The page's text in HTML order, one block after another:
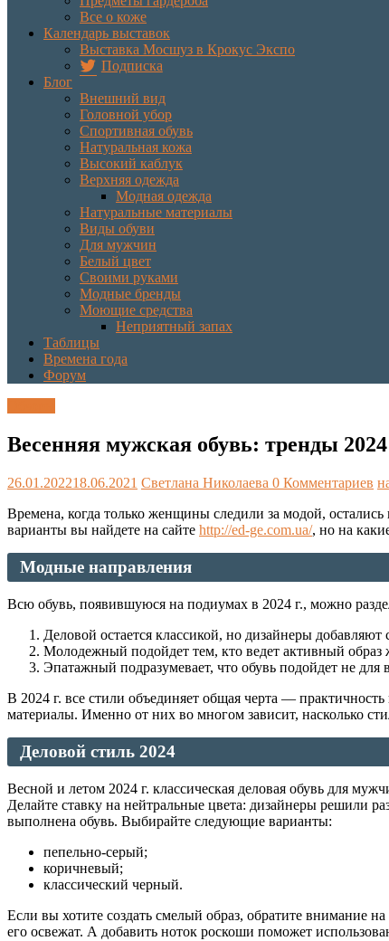
Все о коже
Календарь выставок
Выставка Мосшуз в Крокус Экспо
Подписка
Блог
Внешний вид
Головной убор
Спортивная обувь
Натуральная кожа
Высокий каблук
Верхняя одежда
Модная одежда
Натуральные материалы
Виды обуви
Для мужчин
Белый цвет
Своими руками
Модные бренды
Моющие средства
Неприятный запах
Таблицы
Времена года
Форум
Весенняя мужская обувь: тренды 2024
26.01.202218.06.2021 Светлана Николаева 0 Комментариев
Времена, когда только женщины следили за модой,
варианты вы найдете на сайте http://ed-ge.com.ua/, но на
Модные направления
Всю обувь, появившуюся на подиумах в 2024 г., можно
Деловой остается классикой, но дизайнеры
Молодежный подойдет тем, кто ведет активный
Эпатажный подразумевает, что обувь подойдет не
В 2024 г. все стили объединяет общая черта —
материалы. Именно от них во многом зависит, насколько
Деловой стиль 2024
Весной и летом 2024 г. классическая деловая обувь для
Делайте ставку на нейтральные цвета: дизайнеры решили
выполнена обувь. Выбирайте следующие варианты:
пепельно-серый;
коричневый;
классический черный.
Если вы хотите создать смелый образ, обратите внимание
его освежат. А добавить ноток роскоши поможет